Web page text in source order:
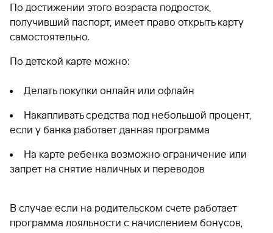
По достижении этого возраста подросток,
получивший паспорт, имеет право открыть карту
самостоятельно.
По детской карте можно:
Делать покупки онлайн или офлайн
Накапливать средства под небольшой процент,
если у банка работает данная программа
На карте ребенка возможно ограничение или
запрет на снятие наличных и переводов
В случае если на родительском счете работает
программа лояльности с начислением бонусов,